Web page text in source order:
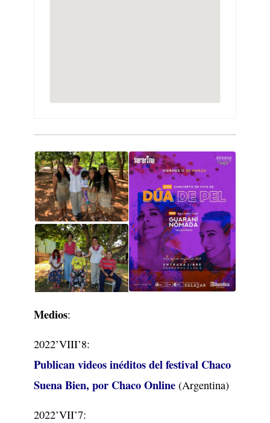
Medios:
2022’VIII’8:
Publican videos inéditos del festival Chaco
Suena Bien, por Chaco Online (Argentina)
2022’VII’7: